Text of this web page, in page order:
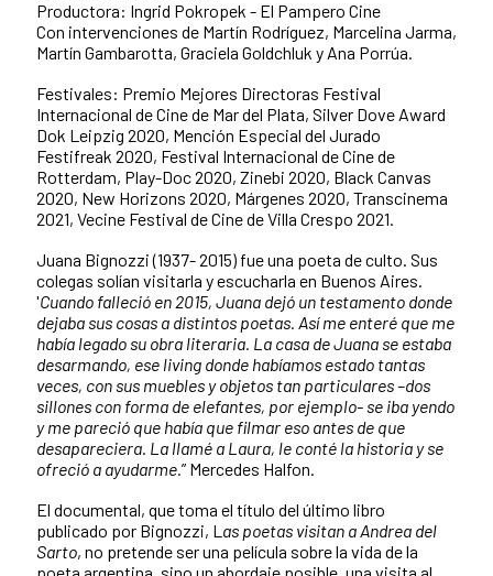
Productora: Ingrid Pokropek - El Pampero Cine
Con intervenciones de Martín Rodríguez, Marcelina Jarma,
Martín Gambarotta, Graciela Goldchluk y Ana Porrúa.
Festivales: Premio Mejores Directoras Festival
Internacional de Cine de Mar del Plata, Silver Dove Award
Dok Leipzig 2020, Mención Especial del Jurado
Festifreak 2020, Festival Internacional de Cine de
Rotterdam, Play-Doc 2020, Zinebi 2020, Black Canvas
2020, New Horizons 2020, Márgenes 2020, Transcinema
2021, Vecine Festival de Cine de Villa Crespo 2021.
Juana Bignozzi (1937- 2015) fue una poeta de culto. Sus
colegas solían visitarla y escucharla en Buenos Aires.
'Cuando falleció en 2015, Juana dejó un testamento donde
dejaba sus cosas a distintos poetas. Así me enteré que me
había legado su obra literaria. La casa de Juana se estaba
desarmando, ese living donde habíamos estado tantas
veces, con sus muebles y objetos tan particulares –dos
sillones con forma de elefantes, por ejemplo- se iba yendo
y me pareció que había que filmar eso antes de que
desapareciera. La llamé a Laura, le conté la historia y se
ofreció a ayudarme.” Mercedes Halfon.
El documental, que toma el título del último libro
publicado por Bignozzi, L as poetas visitan a Andrea del
Sarto, no pretende ser una película sobre la vida de la